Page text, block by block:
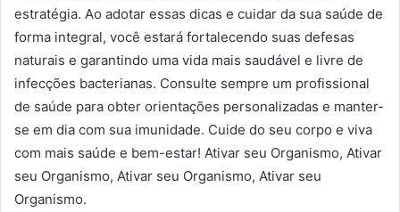
estratégia. Ao adotar essas dicas e cuidar da sua saúde de
forma integral, você estará fortalecendo suas defesas
naturais e garantindo uma vida mais saudável e livre de
infecções bacterianas. Consulte sempre um profissional
de saúde para obter orientações personalizadas e manter-
se em dia com sua imunidade. Cuide do seu corpo e viva
com mais saúde e bem-estar! Ativar seu Organismo, Ativar
seu Organismo, Ativar seu Organismo, Ativar seu
Organismo.